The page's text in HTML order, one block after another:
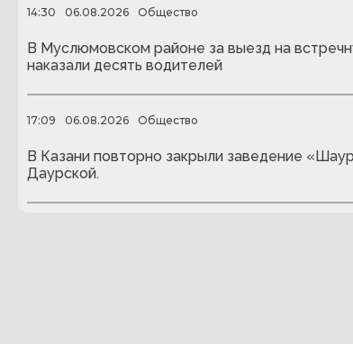
14:30 06.08.2026 Общество
В Муслюмовском районе за выезд на
наказали десять водителей
17:09 06.08.2026 Общество
В Казани повторно закрыли заведение
Даурской.